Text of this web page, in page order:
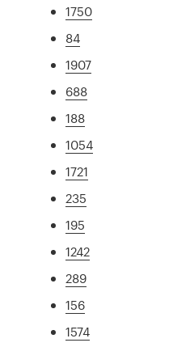
1750
84
1907
688
188
1054
1721
235
195
1242
289
156
1574